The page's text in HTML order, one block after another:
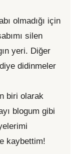
olmadığı için
silen
yeri. Diğer
didinmeler
biri olarak
blogum gibi
kaybettim!